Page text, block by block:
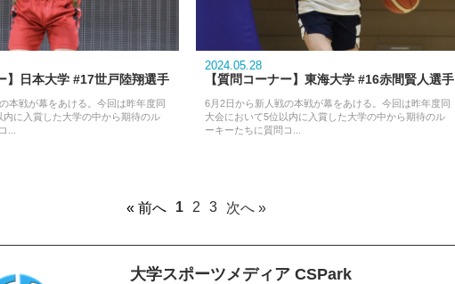
】日本大学 #17世戸陸翔選手
本戦が幕をあける。今回は昨年度同
内に入賞した大学の中から期待のル
...
2024.05.28
【質問コーナー】東海大学 #16赤間賢人選手
6月2日から新人戦の本戦が幕をあける。今回は昨年度同
大会において5位以内に入賞した大学の中から期待のル
ーキーたちに質問コ...
« 前へ 1 2 3 次へ »
大学スポーツメディア CSPark